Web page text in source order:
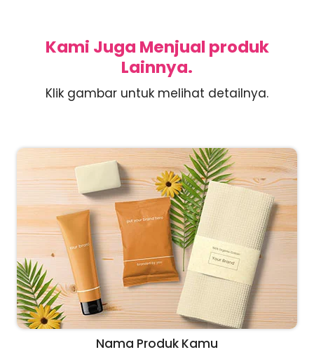
Kami Juga Menjual produk
Lainnya.
Klik gambar untuk melihat detailnya.
Nama Produk Kamu